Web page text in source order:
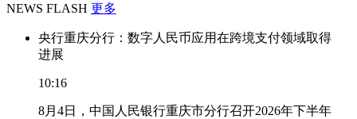
NEWS FLASH 更多
央行重庆分行：数字人民币应用在跨境支付领域取得
进展
10:16
8月4日，中国人民银行重庆市分行召开2026年下半年